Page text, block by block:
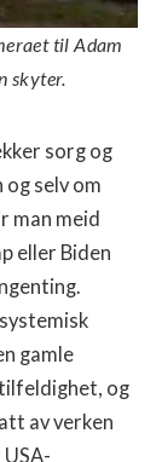
til Adam
skyter.
sorg og
og selv om
man meid
eller Biden
gamle
og
av verken